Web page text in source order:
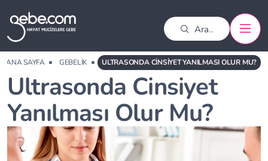
ANA SAYFA GEBELIK ULTRASONDA CINSIYET YANILMASI OLUR MU?
Ultrasonda Cinsiyet
Yanılması Olur Mu?